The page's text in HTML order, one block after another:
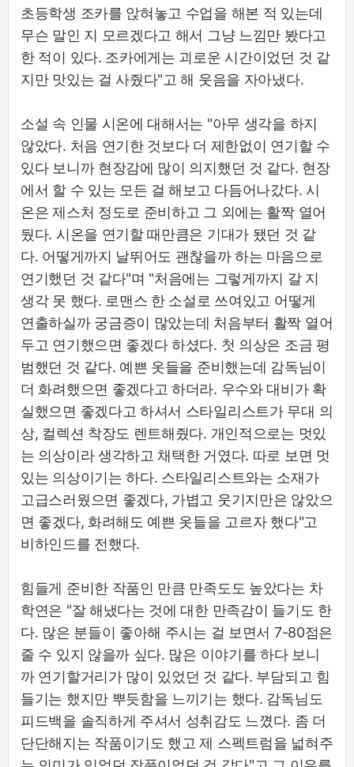
초등학생 조카를 앉혀놓고 수업을 해본 적 있는데
무슨 말인 지 모르겠다고 해서 그냥 느낌만 봤다고
한 적이 있다. 조카에게는 괴로운 시간이었던 것 같
지만 맛있는 걸 사줬다"고 해 웃음을 자아냈다.
소설 속 인물 시온에 대해서는 "아무 생각을 하지
않았다. 처음 연기한 것보다 더 제한없이 연기할 수
있다 보니까 현장감에 많이 의지했던 것 같다. 현장
에서 할 수 있는 모든 걸 해보고 다듬어나갔다. 시
온은 제스처 정도로 준비하고 그 외에는 활짝 열어
뒀다. 시온을 연기할 때만큼은 기대가 됐던 것 같
다. 어떻게까지 날뛰어도 괜찮을까 하는 마음으로
연기했던 것 같다"며 "처음에는 그렇게까지 갈 지
생각 못 했다. 로맨스 한 소설로 쓰여있고 어떻게
연출하실까 궁금증이 많았는데 처음부터 활짝 열어
두고 연기했으면 좋겠다 하셨다. 첫 의상은 조금 평
범했던 것 같다. 예쁜 옷들을 준비했는데 감독님이
더 화려했으면 좋겠다고 하더라. 우수와 대비가 확
실했으면 좋겠다고 하셔서 스타일리스트가 무대 의
상, 컬렉션 착장도 렌트해줬다. 개인적으로는 멋있
는 의상이라 생각하고 채택한 거였다. 따로 보면 멋
있는 의상이기는 하다. 스타일리스트와는 소재가
고급스러웠으면 좋겠다, 가볍고 웃기지만은 않았으
면 좋겠다, 화려해도 예쁜 옷들을 고르자 했다"고
비하인드를 전했다.
힘들게 준비한 작품인 만큼 만족도도 높았다는 차
학연은 "잘 해냈다는 것에 대한 만족감이 들기도 한
다. 많은 분들이 좋아해 주시는 걸 보면서 7-80점은
줄 수 있지 않을까 싶다. 많은 이야기를 하다 보니
까 연기할거리가 많이 있었던 것 같다. 부담되고 힘
들기는 했지만 뿌듯함을 느끼기는 했다. 감독님도
피드백을 솔직하게 주셔서 성취감도 느꼈다. 좀 더
단단해지는 작품이기도 했고 제 스펙트럼을 넓혀주